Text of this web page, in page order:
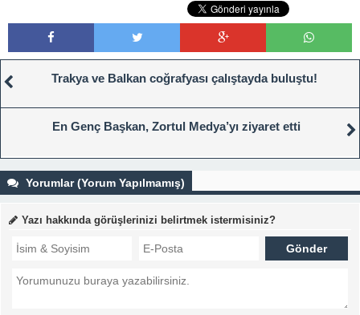
Trakya ve Balkan coğrafyası çalıştayda buluştu!
En Genç Başkan, Zortul Medya’yı ziyaret etti
Yorumlar (Yorum Yapılmamış)
Yazı hakkında görüşlerinizi belirtmek istermisiniz?